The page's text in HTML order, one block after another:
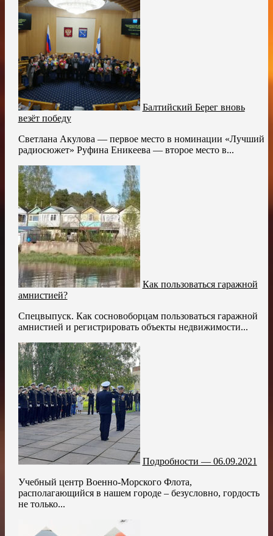
Балтийский Берег вновь
везёт победу
Светлана Акулова — первое место в номинации «Лучший
радиосюжет» Руфина Еникеева — второе место в...
Как пользоваться гаражной
амнистией?
Спецвыпуск. Как сосновоборцам пользоваться гаражной
амнистией и регистрировать объекты недвижимости...
Подробности — 06.09.2021
Учебный центр Военно-Морского Флота,
располагающийся в нашем городе – безусловно, гордость
не только...